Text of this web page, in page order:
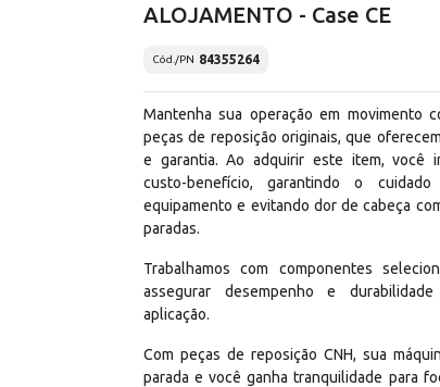
ALOJAMENTO - Case CE
Cód./PN 84355264
Mantenha sua operação em movimento
peças de reposição originais, que
e garantia. Ao adquirir este item, você
custo-benefício, garantindo o
equipamento e evitando dor de cabeça
paradas.
Trabalhamos com componentes
assegurar desempenho e
aplicação.
Com peças de reposição CNH, sua
parada e você ganha tranquilidade para